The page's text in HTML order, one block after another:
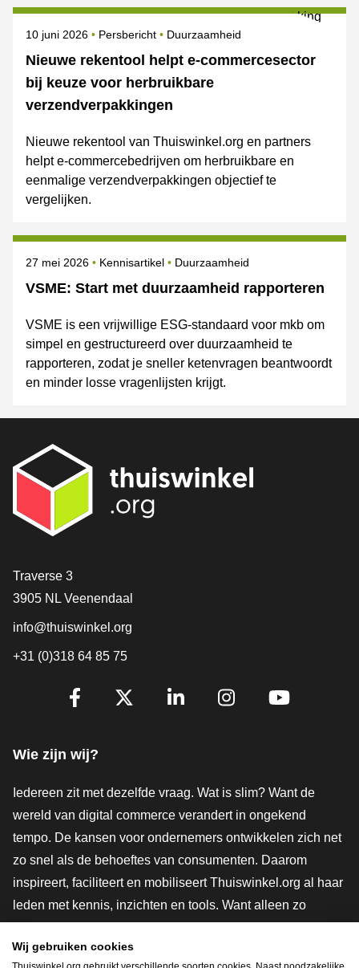
Nieuwe rekentool helpt e-commercesector
bij keuze voor herbruikbare
verzendverpakkingen
Gepubliceerd op
10 juni 2026 Categorie
Persbericht Onderwerpen
Duurzaamheid
Nieuwe rekentool van Thuiswinkel.org en partners
helpt e-commercebedrijven om herbruikbare en
eenmalige verzendverpakkingen objectief te
vergelijken.
VSME: Start met duurzaamheid rapporteren
Gepubliceerd op
27 mei 2026 Kennisartikel Onderwerpen
Duurzaamheid
VSME is een vrijwillige ESG-standaard voor mkb om
simpel en gestructureerd over duurzaamheid te
rapporteren, zodat je sneller ketenvragen beantwoordt
en minder losse vragenlijsten krijgt.
Contact
Traverse 3
3905 NL Veenendaal
info@thuiswinkel.org
+31 (0)318 64 85 75
Volg je ons al?
Wie zijn wij?
Iedereen zit met dezelfde vraag. Wat is slim? Want de
wereld van digital commerce verandert in ongekend
tempo. De kansen voor ondernemers ontwikkelen zich net
zo snel als de behoeftes van consumenten. Daarom
inspireert, faciliteert en mobiliseert Thuiswinkel.org al haar
leden met kennis, inzichten en tools. Want alleen zo
innovatievere toekomst. Dus groei ook mee en maak
Wij gebruiken cookies